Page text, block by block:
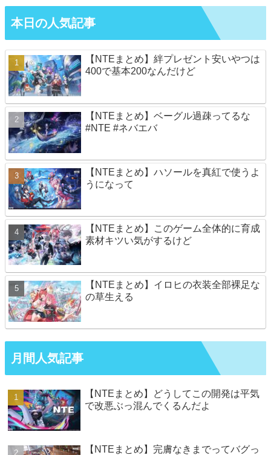
本日の人気記事
【NTEまとめ】絆プレゼント安いやつは
400で基本200なんだけど
【NTEまとめ】ベーグル過疎ってるな
#NTE #ネバエバ
【NTEまとめ】ハソールを真紅で使うよ
うになって
【NTEまとめ】このゲーム全体的に育成
素材キツい気がするけど
【NTEまとめ】イロヒの衣装全部裸足な
の草生える
月間人気記事
【NTEまとめ】どうしてこの開発は平気
で改悪ぶっ混んでくるんだよ
【NTEまとめ】完膚なきまでってバグっ